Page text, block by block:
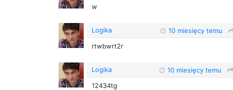
w
Logika 10 miesięcy temu
rtwbwrt2r
Logika 10 miesięcy temu
12434tg